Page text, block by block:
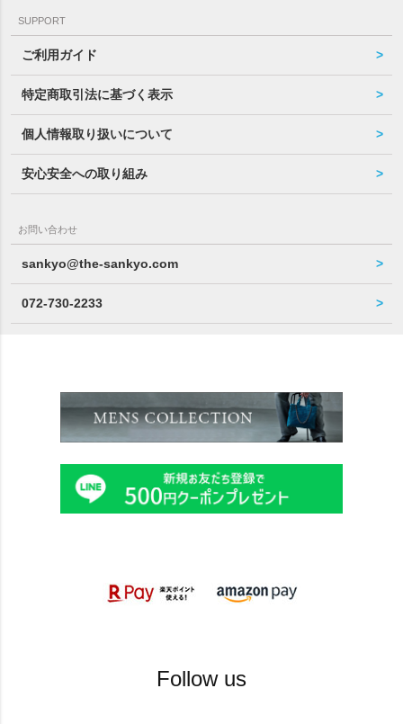
SUPPORT
ご利用ガイド
特定商取引法に基づく表示
個人情報取り扱いについて
安心安全への取り組み
お問い合わせ
sankyo@the-sankyo.com
072-730-2233
Follow us